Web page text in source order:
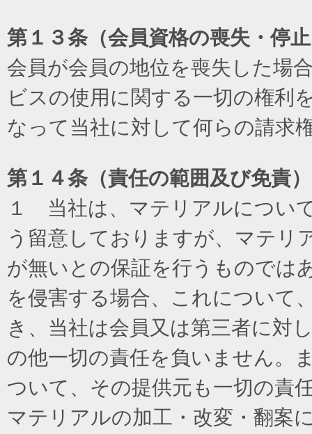
第１３条（会員資格の喪失・停
会員が会員の地位を喪失した場
ビスの使用に関する一切の権利
なって当社に対して何らの請求
第１４条（責任の範囲及び免責）
１ 当社は、マテリアルについ
う留意しておりますが、マテリ
が無いとの保証を行うものでは
を侵害する場合、これについて
き、当社は会員又は第三者に対
の他一切の責任を負いません。
ついて、その提供元も一切の責
マテリアルの加工・改変・翻案